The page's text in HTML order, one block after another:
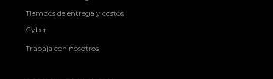
Tiempos de entrega y costos
Cyber
Trabaja con nosotros